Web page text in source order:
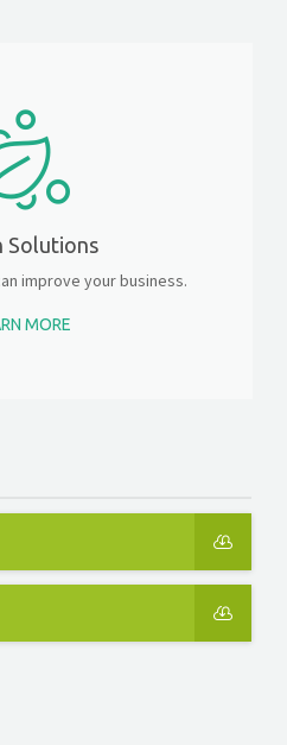
Solutions
improve your business.
MORE